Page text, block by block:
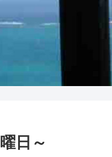
日～